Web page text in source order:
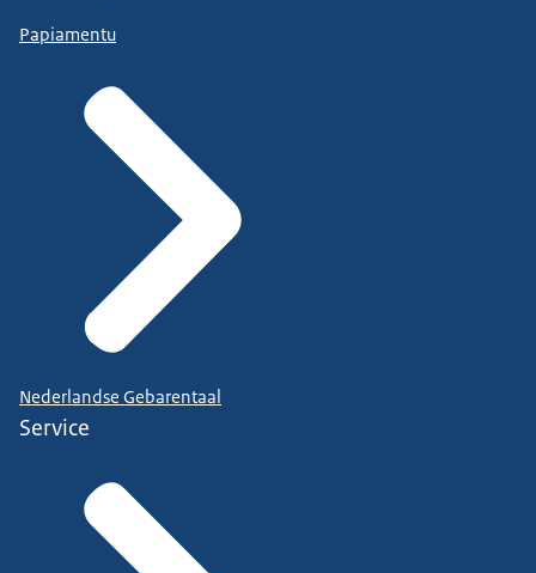
Papiamentu
Nederlandse Gebarentaal
Service